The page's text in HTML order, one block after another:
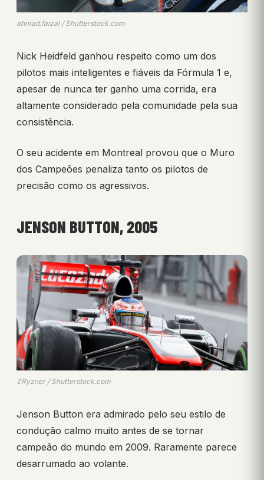
ahmad.faizal / Shutterstock.com
Nick Heidfeld ganhou respeito como um dos
pilotos mais inteligentes e fiáveis da Fórmula 1 e,
apesar de nunca ter ganho uma corrida, era
altamente considerado pela comunidade pela sua
consistência.
O seu acidente em Montreal provou que o Muro
dos Campeões penaliza tanto os pilotos de
precisão como os agressivos.
JENSON BUTTON, 2005
ZRyzner / Shutterstock.com
Jenson Button era admirado pelo seu estilo de
condução calmo muito antes de se tornar
campeão do mundo em 2009. Raramente parece
desarrumado ao volante.